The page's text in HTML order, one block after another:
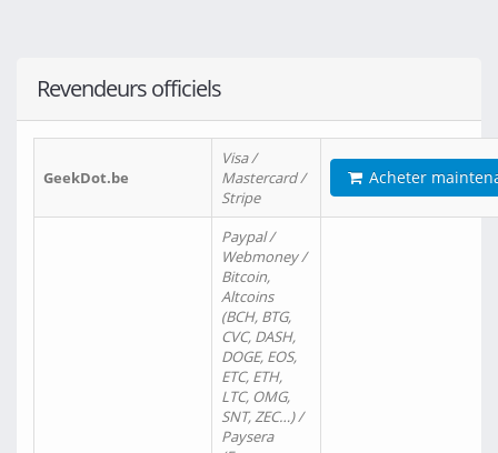
Revendeurs officiels
GeekDot.be
Visa /
Mastercard /
Stripe
Acheter
Paypal /
Webmoney /
Bitcoin,
Altcoins
(BCH, BTG,
CVC, DASH,
DOGE, EOS,
ETC, ETH,
LTC, OMG,
SNT, ZEC…) /
Paysera